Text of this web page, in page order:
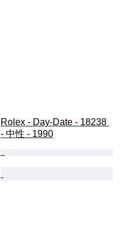
Rolex - Day-Date - 18238
- 中性 - 1990